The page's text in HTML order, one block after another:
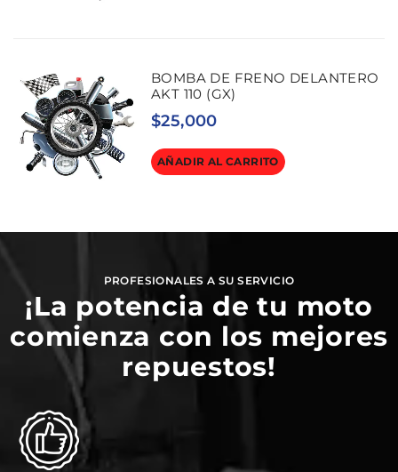
BOMBA DE FRENO DELANTERO
AKT 110 (GX)
$25,000
AÑADIR AL CARRITO
PROFESIONALES A SU SERVICIO
¡La potencia de tu moto
comienza con los mejores
repuestos!